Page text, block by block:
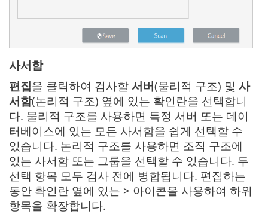
사서함
편집을 클릭하여 검사할 서버(물리적 구조) 및 사
서함(논리적 구조) 옆에 있는 확인란을 선택합니
다. 물리적 구조를 사용하면 특정 서버 또는 데이
터베이스에 있는 모든 사서함을 쉽게 선택할 수
있습니다. 논리적 구조를 사용하면 조직 구조에
있는 사서함 또는 그룹을 선택할 수 있습니다. 두
선택 항목 모두 검사 전에 병합됩니다. 편집하는
동안 확인란 옆에 있는 > 아이콘을 사용하여 하위
항목을 확장합니다.